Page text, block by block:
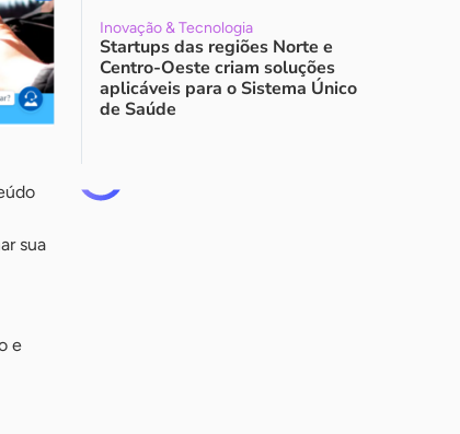
sua
e
Inovação & Tecnologia
Startups das regiões Norte e
Centro-Oeste criam soluções
aplicáveis para o Sistema Único
de Saúde